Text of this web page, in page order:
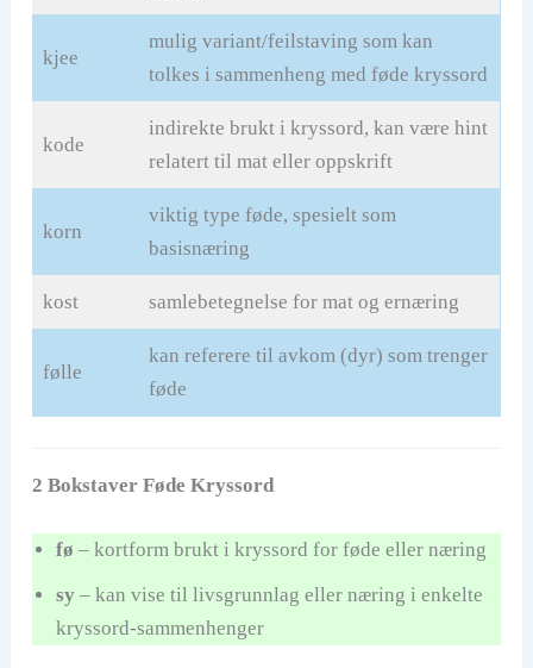
kjee
mulig variant/feilstaving som kan
tolkes i sammenheng med føde kryssord
kode
indirekte brukt i kryssord, kan være hint
relatert til mat eller oppskrift
korn
viktig type føde, spesielt som
basisnæring
kost samlebetegnelse for mat og ernæring
følle
kan referere til avkom (dyr) som trenger
føde
2 Bokstaver Føde Kryssord
fø – kortform brukt i kryssord for føde eller næring
sy– kan vise til livsgrunnlag eller næring i enkelte
kryssord-sammenhenger